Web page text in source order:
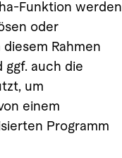
Funktion werden
oder
Rahmen
ggf. auch die
um
einem
Programm